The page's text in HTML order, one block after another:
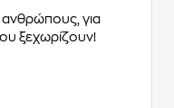
ανθρώπους, για
ξεχωρίζουν!